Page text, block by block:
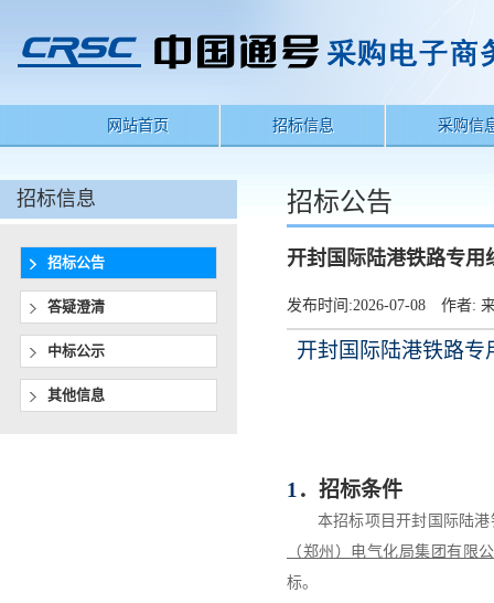
网站首页 招标信息 采购信
招标信息
招标公告
答疑澄清
中标公示
其他信息
招标公告
开封国际陆港铁路专
发布时间:2026-07-08 作者:
开封国际陆港铁路
1 ． 招标条件
本招标项目开封国际陆
（郑州）电气化局集团有限
标。